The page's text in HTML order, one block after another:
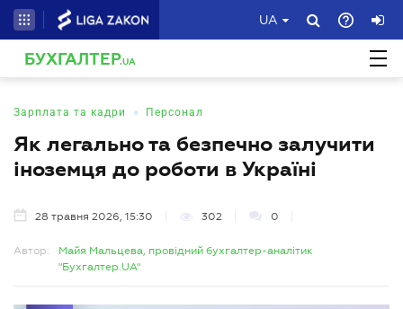
UA
БУХГАЛТЕР.UA
Зарплата та кадри • Персонал
Як легально та безпечно залучити
іноземця до роботи в Україні
28 травня 2026, 15:30 302 0
Автор:
Майя Мальцева, провідний бухгалтер-аналітик
"Бухгалтер.UA"